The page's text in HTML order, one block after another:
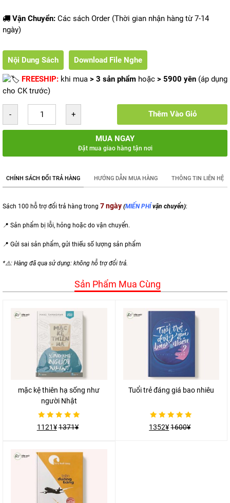
Vận Chuyển: Các sách Order (Thời gian nhận hàng từ 7-14
ngày)
Nội Dung Sách Download File Nghe
FREESHIP: khi mua > 3 sản phẩm hoặc > 5900 yên (áp dụng
cho CK trước)
Thêm Vào Giỏ
MUA NGAY
Đặt mua giao hàng tận nơi
CHÍNH SÁCH ĐỔI TRẢ HÀNG HƯỚNG DẪN MUA HÀNG THÔNG TIN LIÊN HỆ
Sách 100 hỗ trợ đổi trả hàng trong 7 ngày (MIẾN PHÍvận chuyển):
📍 Sản phẩm bị lỗi, hỏng hoặc do vận chuyển.
📍 Gửi sai sản phẩm, gửi thiếu số lượng sản phẩm
*⚠️: Hàng đã qua sử dụng: không hỗ trợ đổi trả.
Sản Phẩm Mua Cùng
mặc kệ thiên hạ sống như
người Nhật
Được
xếp
sao
1121¥1371¥
Tuổi trẻ đáng giá bao nhiêu
Được
xếp
1352¥ 1600¥